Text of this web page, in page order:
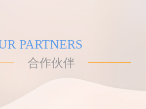
PARTNERS
合作伙伴